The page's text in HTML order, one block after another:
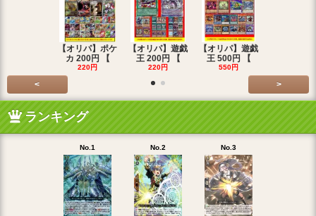
【オリパ】ポケ
カ 200円 【
220円
【オリパ】遊戯
王 200円 【
220円
【オリパ】遊戯
王 500円 【
550円
< >
ランキング
No.1 No.2 No.3